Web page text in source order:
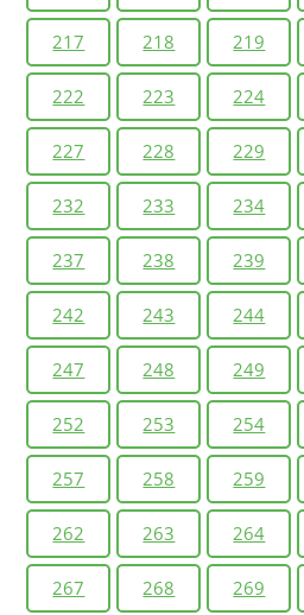
217 218 219
222 223 224
227 228 229
232 233 234
237 238 239
242 243 244
247 248 249
252 253 254
257 258 259
262 263 264
267 268 269